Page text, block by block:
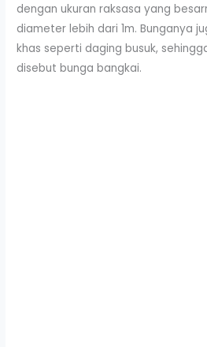
dengan ukuran raksasa yang
diameter lebih dari 1m. Bunganya
khas seperti daging busuk,
disebut bunga bangkai.